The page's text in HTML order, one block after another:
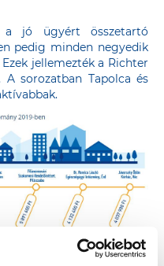
a jó ügyért összetartó
pedig minden negyedik
jellemezték a Richter
A sorozatban Tapolca és
egyik legnagyobb